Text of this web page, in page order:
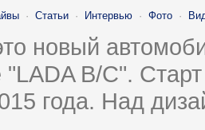
· Статьи · Интервью · Фото ·
новый
B/C".
года. Над